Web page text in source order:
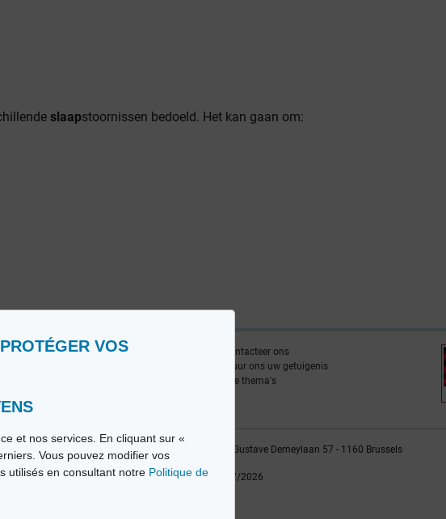
VOS
et nos services. En cliquant sur «
Vous pouvez modifier vos
utilisés en consultant notre Politique de
slaapstoornissen bedoeld. Het kan gaan om:
Contacteer ons
Stuur ons uw getuigenis
Alle thema's
© Vivio sa, 2014-2026 - Tous droits réservés | Avenue Gustave Demeylaan 57 - 1160 Brussels
Laatste update: 22/07/2026